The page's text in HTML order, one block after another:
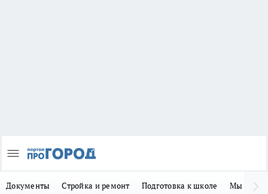
Документы Стройка и ремонт Подготовка к школе Мы в MAX